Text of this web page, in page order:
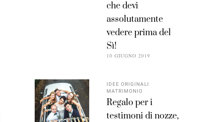
che devi
assolutamente
vedere prima del
Sì!
10 GIUGNO 2019
IDEE ORIGINALI
MATRIMONIO
Regalo per i
testimoni di nozze,